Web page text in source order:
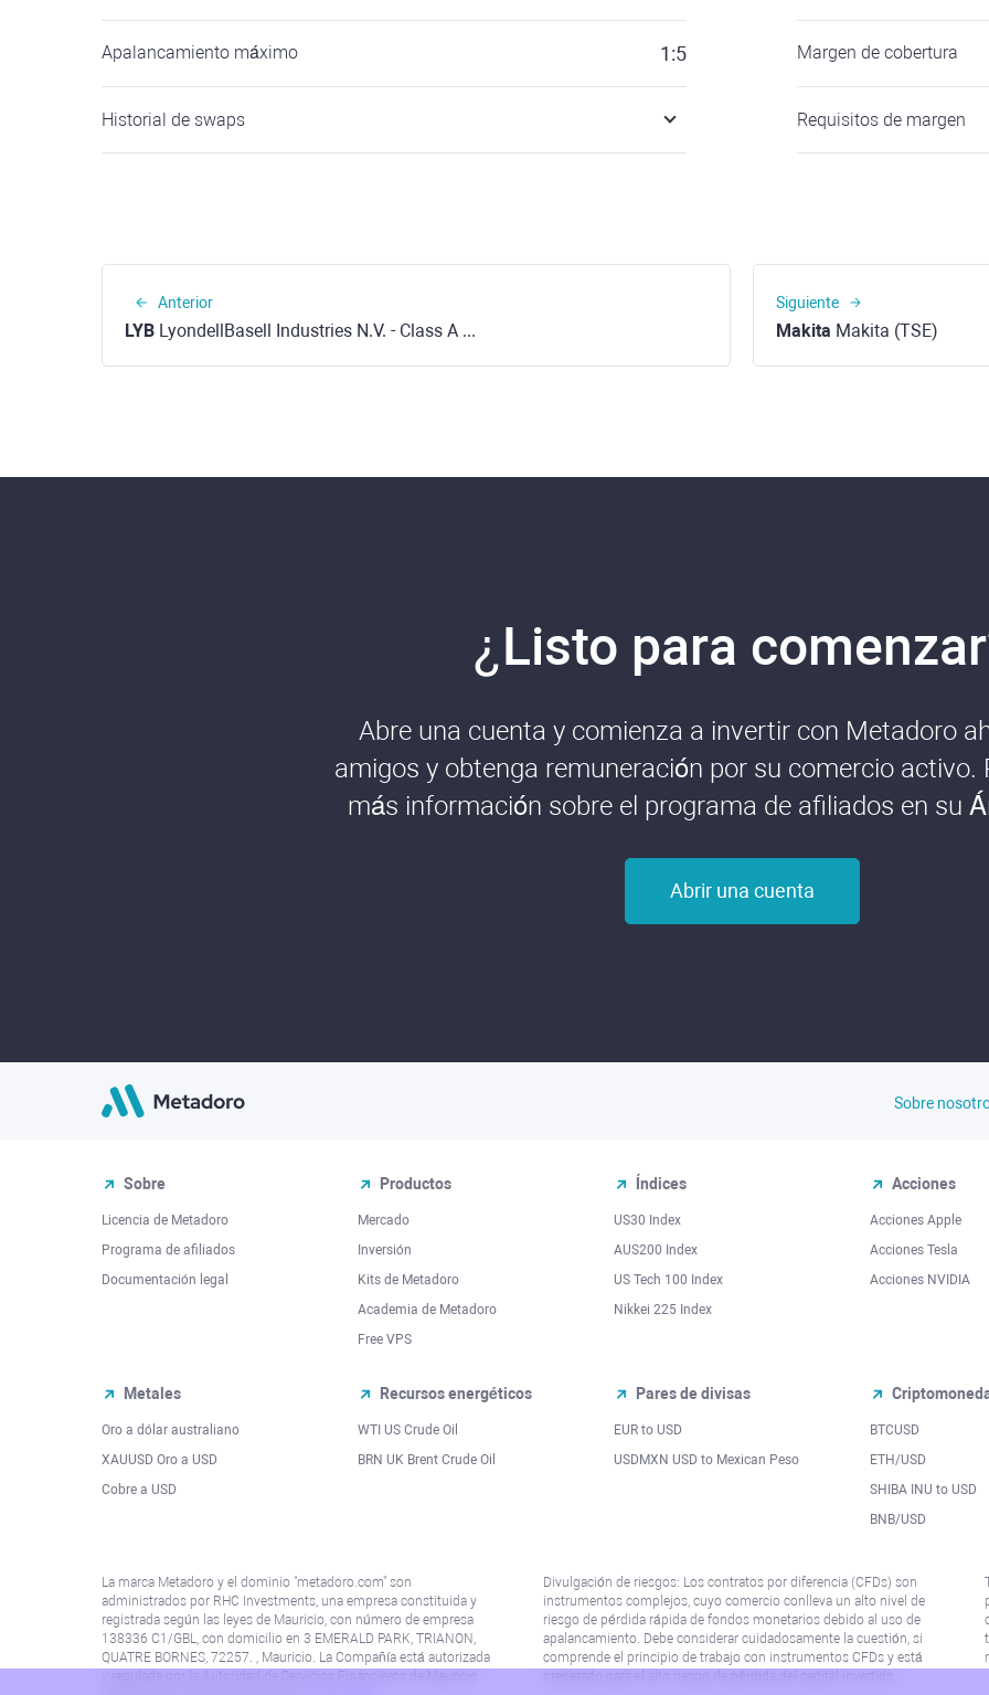
Apalancamiento máximo 1:5
Historial de swaps
Margen de cobertura
Requisitos de margen
Anterior
LYB LyondellBasell Industries N.V. - Class A (NYSE)
Siguiente
Makita Makita (TSE)
¿Listo para
Abre una cuenta y comienza a invertir con Metadoro
amigos y obtenga remuneración por su comercio activo.
más información sobre el programa de afiliados en su
Abrir una cuenta
Sobre
Sobre
Licencia de Metadoro
Programa de afiliados
Documentación legal
Productos
Mercado
Inversión
Kits de Metadoro
Academia de Metadoro
Free VPS
Índices
US30 Index
AUS200 Index
US Tech 100 Index
Nikkei 225 Index
Acciones
Acciones Apple
Acciones Tesla
Acciones NVIDIA
Metales
Oro a dólar australiano
XAUUSD Oro a USD
Cobre a USD
Recursos energéticos
WTI US Crude Oil
BRN UK Brent Crude Oil
Pares de divisas
EUR to USD
USDMXN USD to Mexican Peso
BTCUSD
ETH/USD
SHIBA INU to USD
BNB/USD
La marca Metadoro y el dominio "metadoro.com" son
administrados por RHC Investments, una empresa constituida y
registrada según las leyes de Mauricio, con número de empresa
138336 C1/GBL, con domicilio en 3 EMERALD PARK, TRIANON,
QUATRE BORNES, 72257. , Mauricio. La Compañía está autorizada
y regulada por la Autoridad de Servicios Financieros de Mauricio
Divulgación de riesgos: Los contratos por diferencia (CFDs) son
instrumentos complejos, cuyo comercio conlleva un alto nivel de
riesgo de pérdida rápida de fondos monetarios debido al uso de
apalancamiento. Debe considerar cuidadosamente la cuestión, si
comprende el principio de trabajo con instrumentos CFDs y está